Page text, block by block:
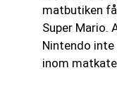
matbutiken
Super Mario.
Nintendo
inom